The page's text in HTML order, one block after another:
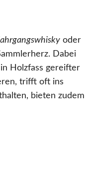
oder
Dabei
Holzfass gereifter
trifft oft ins
bieten zudem